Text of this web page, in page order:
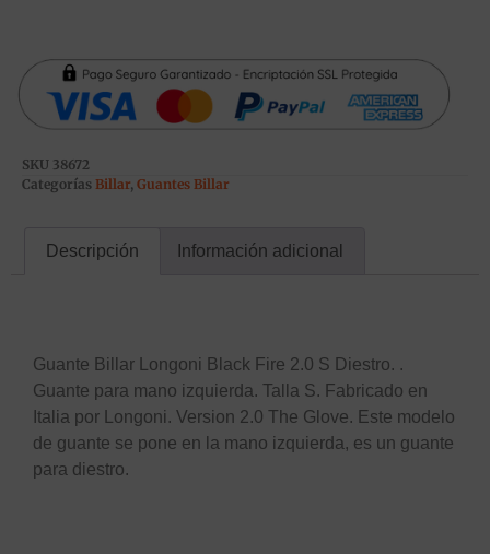
SKU 38672
Categorías Billar, Guantes Billar
Descripción Información adicional
Guante Billar Longoni Black Fire 2.0 S Diestro. .
Guante para mano izquierda. Talla S. Fabricado en
Italia por Longoni. Version 2.0 The Glove. Este modelo
de guante se pone en la mano izquierda, es un guante
para diestro.